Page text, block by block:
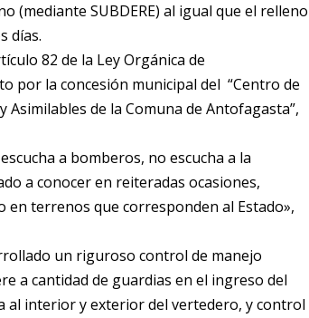
(mediante SUBDERE) al igual que el relleno
días.
82 de la Ley Orgánica de
por la concesión municipal del “Centro de
de la Comuna de Antofagasta”,
a bomberos, no escucha a la
a conocer en reiteradas ocasiones,
en terrenos que corresponden al Estado»,
un riguroso control de manejo
a cantidad de guardias en el ingreso del
al interior y exterior del vertedero, y control